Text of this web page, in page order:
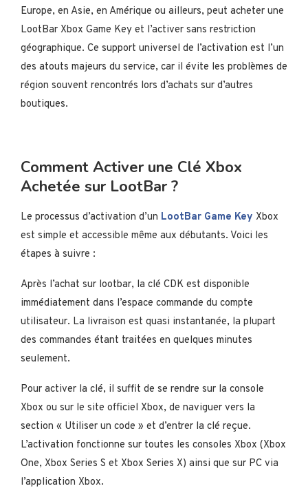
Europe, en Asie, en Amérique ou ailleurs, peut acheter une
LootBar Xbox Game Key et l’activer sans restriction
géographique. Ce support universel de l’activation est l’un
des atouts majeurs du service, car il évite les problèmes de
région souvent rencontrés lors d’achats sur d’autres
boutiques.
Comment Activer une Clé Xbox
Achetée sur LootBar ?
Le processus d’activation d’un LootBar Game Key Xbox
est simple et accessible même aux débutants. Voici les
étapes à suivre :
Après l’achat sur lootbar, la clé CDK est disponible
immédiatement dans l’espace commande du compte
utilisateur. La livraison est quasi instantanée, la plupart
des commandes étant traitées en quelques minutes
seulement.
Pour activer la clé, il suffit de se rendre sur la console
Xbox ou sur le site officiel Xbox, de naviguer vers la
section « Utiliser un code » et d’entrer la clé reçue.
L’activation fonctionne sur toutes les consoles Xbox (Xbox
One, Xbox Series S et Xbox Series X) ainsi que sur PC via
l’application Xbox.